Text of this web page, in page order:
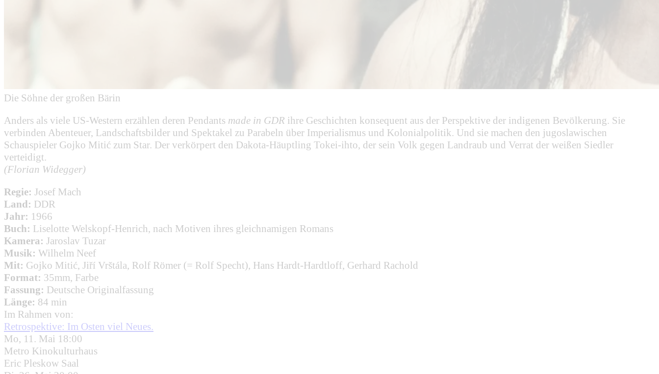
Die Söhne der großen Bärin
Anders als viele US-Western erzählen deren Pendants made in GDR ihre Geschichten konsequent aus der Perspektive der indigenen Bevölkerung. Sie
verbinden Abenteuer, Landschaftsbilder und Spektakel zu Parabeln über Imperialismus und Kolonialpolitik. Und sie machen den jugoslawischen
Schauspieler Gojko Mitić zum Star. Der verkörpert den Dakota-Häuptling Tokei-ihto, der sein Volk gegen Landraub und Verrat der weißen Siedler
verteidigt.
(Florian Widegger)
Regie: Josef Mach
Land: DDR
Jahr: 1966
Buch: Liselotte Welskopf-Henrich, nach Motiven ihres gleichnamigen Romans
Kamera: Jaroslav Tuzar
Musik: Wilhelm Neef
Mit: Gojko Mitić, Jiří Vrštála, Rolf Römer (= Rolf Specht), Hans Hardt-Hardtloff, Gerhard Rachold
Format: 35mm, Farbe
Fassung: Deutsche Originalfassung
Länge: 84 min
Im Rahmen von:
Retrospektive: Im Osten viel Neues.
Mo, 11. Mai 18:00
Metro Kinokulturhaus
Eric Pleskow Saal